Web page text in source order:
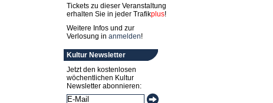
Tickets zu dieser Veranstaltung
erhalten Sie in jeder Trafikplus!
Weitere Infos und zur
Verlosung in anmelden!
Kultur Newsletter
Jetzt den kostenlosen
wöchentlichen Kultur
Newsletter abonnieren: